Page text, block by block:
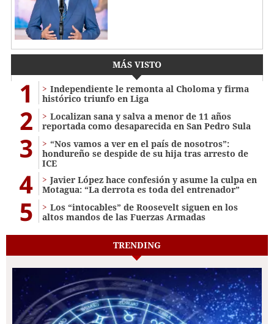
MÁS VISTO
1
Independiente le remonta al Choloma y firma
histórico triunfo en Liga
2
Localizan sana y salva a menor de 11 años
reportada como desaparecida en San Pedro Sula
3
“Nos vamos a ver en el país de nosotros”:
hondureño se despide de su hija tras arresto de
ICE
4
Javier López hace confesión y asume la culpa en
Motagua: “La derrota es toda del entrenador”
5
Los “intocables” de Roosevelt siguen en los
altos mandos de las Fuerzas Armadas
TRENDING